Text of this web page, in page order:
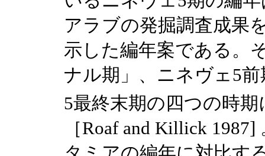
アラブの発掘調査成果
示した編年案である。
ナル期」、ニネヴェ5
5最終末期の四つの時
［Roaf and Killick